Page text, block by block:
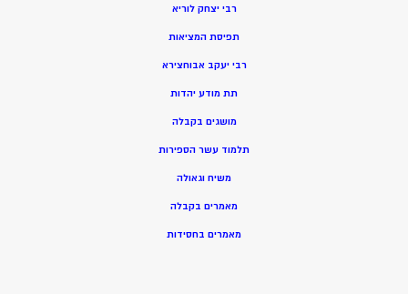
רבי יצחק לוריא
תפיסת המציאות
רבי יעקב אבוחצירא
תת מודע יהדות
מושגים בקבלה
תלמוד עשר הספירות
משיח וגאולה
מאמרים בקבלה
מאמרים בחסידות